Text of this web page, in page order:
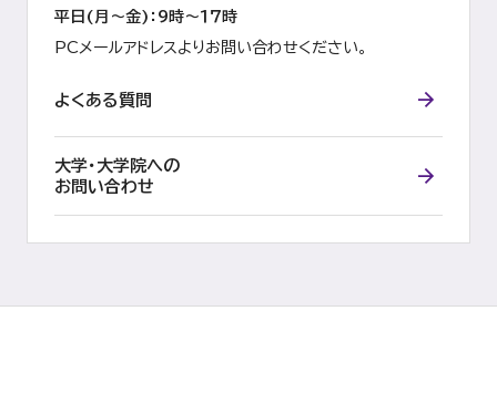
平日(月～金)：9時～１７時
PCメールアドレスよりお問い合わせください。
よくある質問
大学・大学院への
お問い合わせ